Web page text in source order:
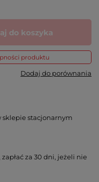
do koszyka
produktu
Dodaj do porównania
sklepie stacjonarnym
zapłać za 30 dni, jeżeli nie